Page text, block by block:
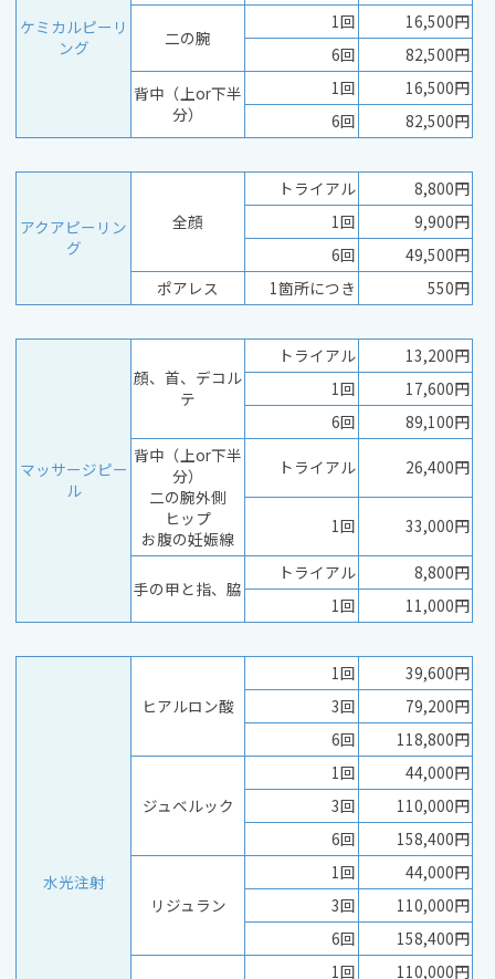
ケミカルピーリ
ング
二の腕
1回
16,500円
6回
82,500円
背中（上or下半
分）
1回
16,500円
6回
82,500円
アクアピーリン
グ
全顔
トライアル
8,800円
1回
9,900円
6回
49,500円
ポアレス
1箇所につき 550円
マッサージピー
ル
顔、首、デコル
テ
トライアル
13,200円
1回
17,600円
6回
89,100円
背中（上or下半
分）
二の腕外側
ヒップ
お腹の妊娠線
トライアル 26,400円
1回 33,000円
手の甲と指、脇
トライアル
8,800円
1回
11,000円
水光注射
ヒアルロン酸
1回
39,600円
3回
79,200円
6回
118,800円
ジュベルック
1回
44,000円
3回
110,000円
6回
158,400円
リジュラン
1回
44,000円
3回
110,000円
6回
158,400円
1回
110,000円